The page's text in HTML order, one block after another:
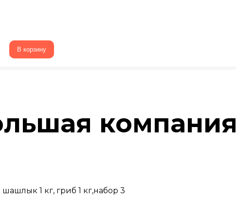
В корзину
компания
1 кг, гриб 1 кг,набор 3